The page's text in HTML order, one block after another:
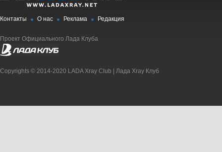
Контакты О нас Реклама Редакция
Проект Официального Лада Клуба
Copyrights © 2014-2020 LADA Xray Club | Лада Xray Клуб